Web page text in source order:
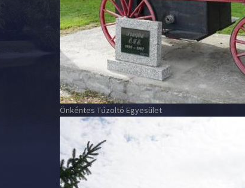
Önkéntes Tűzoltó Egyesület